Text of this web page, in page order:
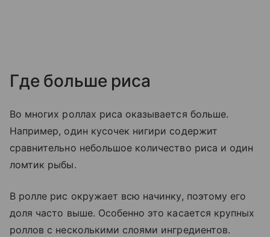
Где больше риса
Во многих роллах риса оказывается больше.
Например, один кусочек нигири содержит
сравнительно небольшое количество риса и один
ломтик рыбы.
В ролле рис окружает всю начинку, поэтому его
доля часто выше. Особенно это касается крупных
роллов с несколькими слоями ингредиентов.